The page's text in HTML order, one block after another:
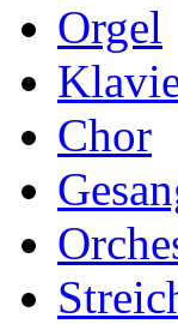
Orgel
Chor